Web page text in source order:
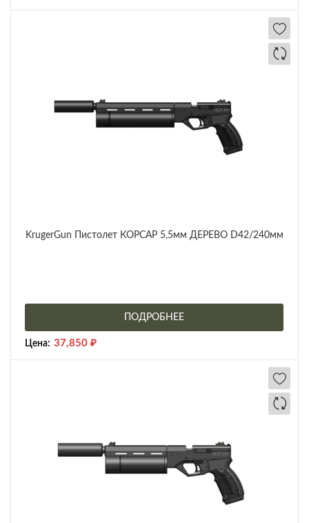
KrugerGun Пистолет КОРСАР 5,5мм ДЕРЕВО D42/240мм
ПОДРОБНЕЕ
Цена: 37,850 ₽